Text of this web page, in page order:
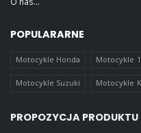
POPULARARNE
Motocykle Honda Motocykle
Motocykle Suzuki Motocykle
PROPOZYCJA PRODUKTU